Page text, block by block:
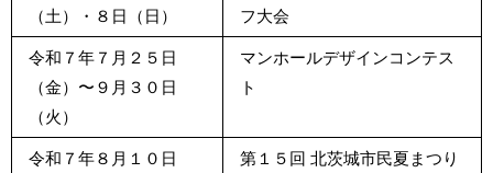
（土）・８日（日）
フ大会
令和７年７月２５日
（金）〜９月３０日
（火）
マンホールデザインコンテス
ト
令和７年８月１０日
第１５回 北茨城市民夏まつり